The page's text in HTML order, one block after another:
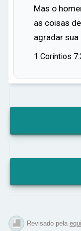
de maneira
Mas o
as coisas
agradar sua
1 Coríntios
Revisado pela